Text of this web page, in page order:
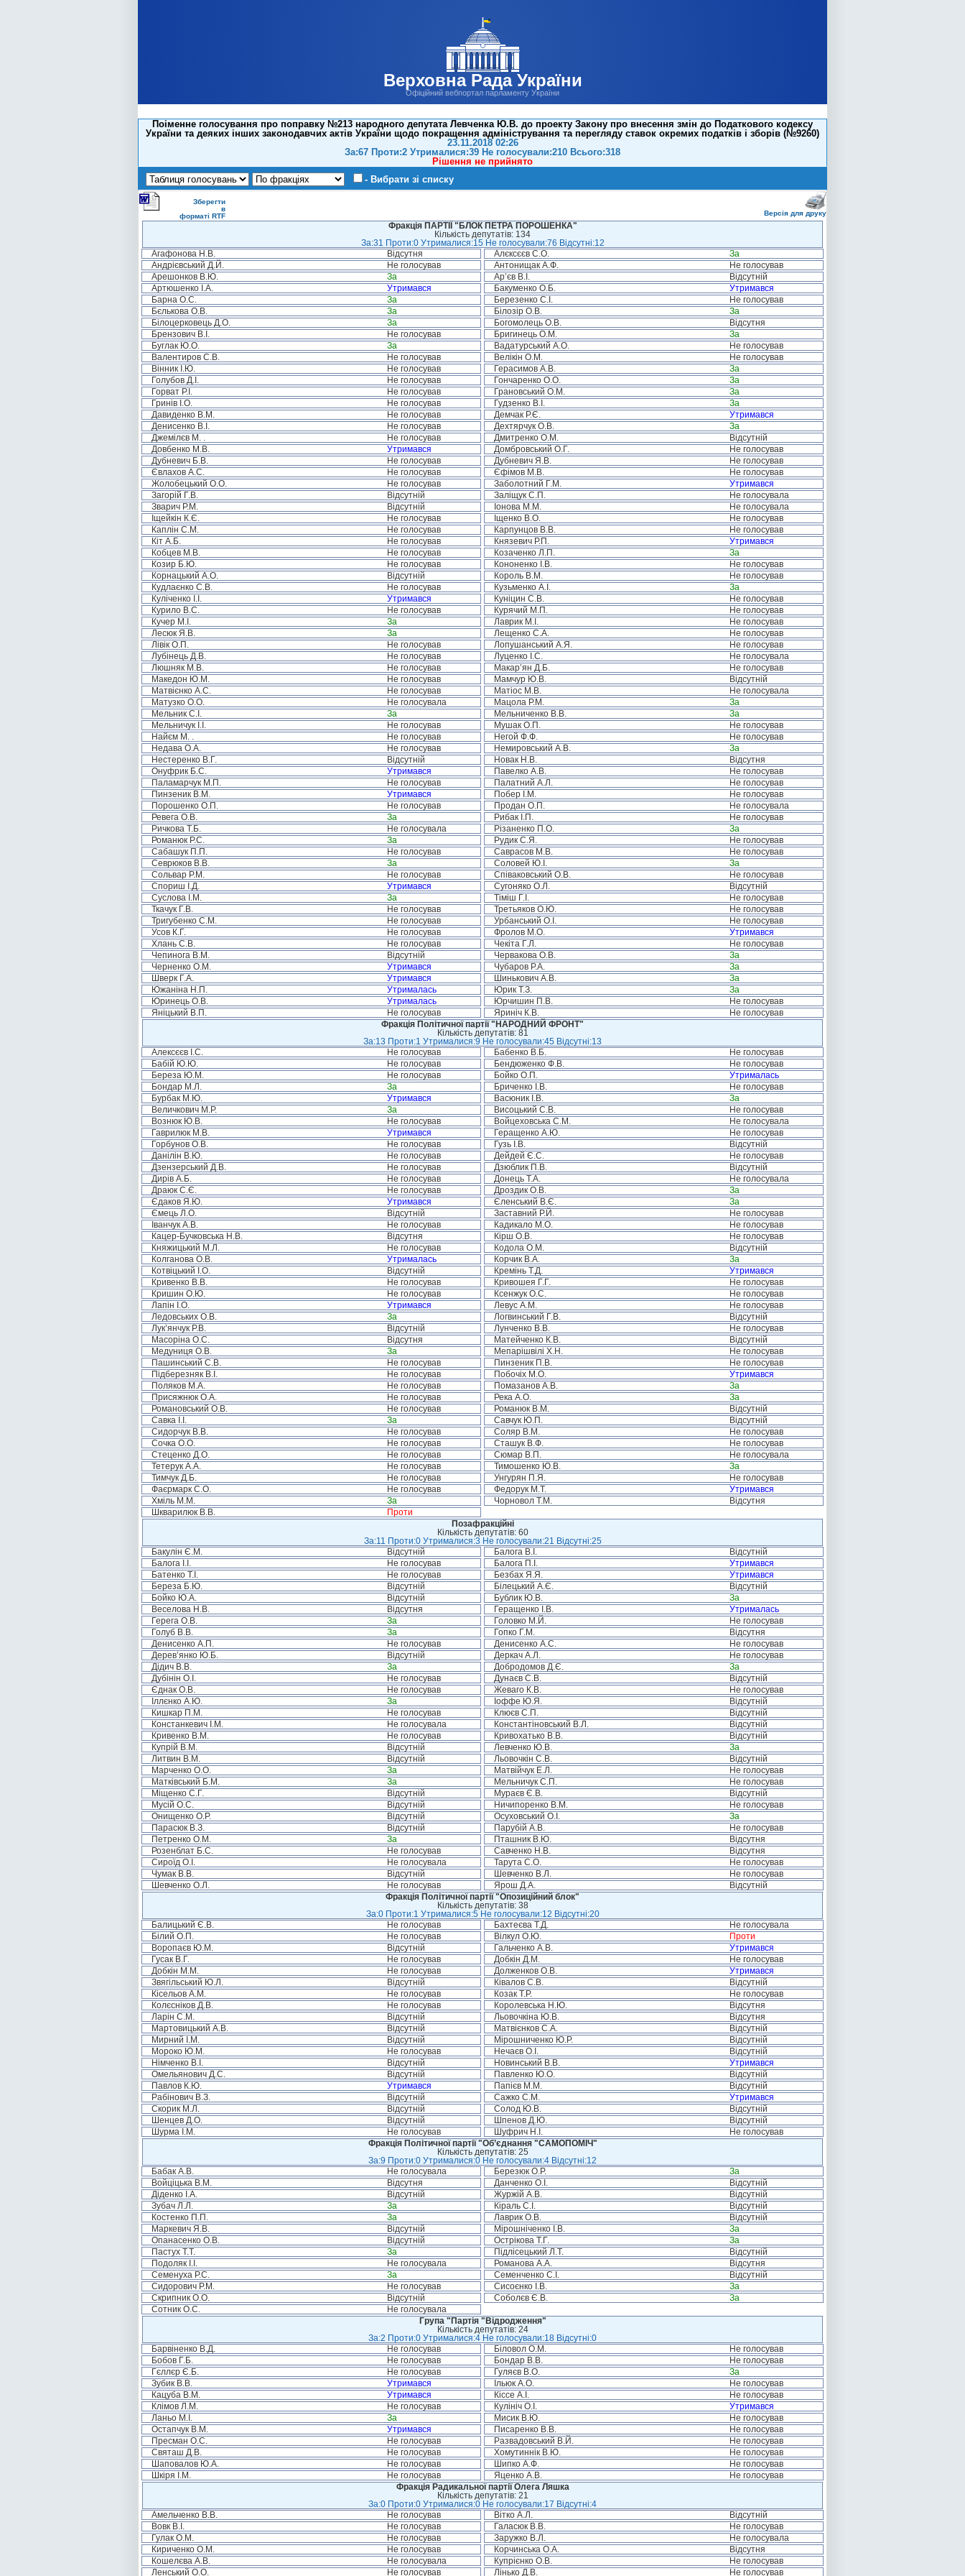
Верховна Рада України
Офіційний вебпортал парламенту України
Поіменне голосування про поправку №213 народного депутата Левченка Ю.В. до проекту Закону про внесення змін до Податкового кодексу
України та деяких інших законодавчих актів України щодо покращення адміністрування та перегляду ставок окремих податків і зборів (№9260)
23.11.2018 02:26
За:67 Проти:2 Утрималися:39 Не голосували:210 Всього:318
Рішення не прийнято
- Вибрати зі списку
Зберегти
в
форматі RTF
Версія для друку
Фракція ПАРТІЇ "БЛОК ПЕТРА ПОРОШЕНКА"
Кількість депутатів: 134
За:31 Проти:0 Утрималися:15 Не голосували:76 Відсутні:12
Агафонова Н.В.
Відсутня Алєксєєв С.О.
За
Андрієвський Д.Й.
Не голосував Антонищак А.Ф.
Не голосував
Арешонков В.Ю.
За Ар’єв В.І.
Відсутній
Артюшенко І.А.
Утримався Бакуменко О.Б.
Утримався
Барна О.С.
За Березенко С.І.
Не голосував
Бєлькова О.В.
За Білозір О.В.
За
Білоцерковець Д.О.
За Богомолець О.В.
Відсутня
Брензович В.І.
Не голосував Бригинець О.М.
За
Буглак Ю.О.
За Вадатурський А.О.
Не голосував
Валентиров С.В.
Не голосував Велікін О.М.
Не голосував
Вінник І.Ю.
Не голосував Герасимов А.В.
За
Голубов Д.І.
Не голосував Гончаренко О.О.
За
Горват Р.І.
Не голосував Грановський О.М.
За
Гринів І.О.
Не голосував Гудзенко В.І.
За
Давиденко В.М.
Не голосував Демчак Р.Є.
Утримався
Денисенко В.І.
Не голосував Дехтярчук О.В.
За
Джемілєв М. .
Не голосував Дмитренко О.М.
Відсутній
Довбенко М.В.
Утримався Домбровський О.Г.
Не голосував
Дубневич Б.В.
Не голосував Дубневич Я.В.
Не голосував
Євлахов А.С.
Не голосував Єфімов М.В.
Не голосував
Жолобецький О.О.
Не голосував Заболотний Г.М.
Утримався
Загорій Г.В.
Відсутній Заліщук С.П.
Не голосувала
Зварич Р.М.
Відсутній Іонова М.М.
Не голосувала
Іщейкін К.Є.
Не голосував Іщенко В.О.
Не голосував
Каплін С.М.
Не голосував Карпунцов В.В.
Не голосував
Кіт А.Б.
Не голосував Князевич Р.П.
Утримався
Кобцев М.В.
Не голосував Козаченко Л.П.
За
Козир Б.Ю.
Не голосував Кононенко І.В.
Не голосував
Корнацький А.О.
Відсутній Король В.М.
Не голосував
Кудлаєнко С.В.
Не голосував Кузьменко А.І.
За
Куліченко І.І.
Утримався Куніцин С.В.
Не голосував
Курило В.С.
Не голосував Курячий М.П.
Не голосував
Кучер М.І.
За Лаврик М.І.
Не голосував
Лесюк Я.В.
За Лещенко С.А.
Не голосував
Лівік О.П.
Не голосував Лопушанський А.Я.
Не голосував
Лубінець Д.В.
Не голосував Луценко І.С.
Не голосувала
Люшняк М.В.
Не голосував Макар’ян Д.Б.
Не голосував
Македон Ю.М.
Не голосував Мамчур Ю.В.
Відсутній
Матвієнко А.С.
Не голосував Матіос М.В.
Не голосувала
Матузко О.О.
Не голосувала Мацола Р.М.
За
Мельник С.І.
За Мельниченко В.В.
За
Мельничук І.І.
Не голосував Мушак О.П.
Не голосував
Найєм М. .
Не голосував Негой Ф.Ф.
Не голосував
Недава О.А.
Не голосував Немировський А.В.
За
Нестеренко В.Г.
Відсутній Новак Н.В.
Відсутня
Онуфрик Б.С.
Утримався Павелко А.В.
Не голосував
Паламарчук М.П.
Не голосував Палатний А.Л.
Не голосував
Пинзеник В.М.
Утримався Побер І.М.
Не голосував
Порошенко О.П.
Не голосував Продан О.П.
Не голосувала
Ревега О.В.
За Рибак І.П.
Не голосував
Ричкова Т.Б.
Не голосувала Різаненко П.О.
За
Романюк Р.С.
За Рудик С.Я.
Не голосував
Сабашук П.П.
Не голосував Саврасов М.В.
Не голосував
Севрюков В.В.
За Соловей Ю.І.
За
Сольвар Р.М.
Не голосував Співаковський О.В.
Не голосував
Спориш І.Д.
Утримався Сугоняко О.Л.
Відсутній
Суслова І.М.
За Тіміш Г.І.
Не голосував
Ткачук Г.В.
Не голосував Третьяков О.Ю.
Не голосував
Тригубенко С.М.
Не голосував Урбанський О.І.
Не голосував
Усов К.Г.
Не голосував Фролов М.О.
Утримався
Хлань С.В.
Не голосував Чекіта Г.Л.
Не голосував
Чепинога В.М.
Відсутній Червакова О.В.
За
Черненко О.М.
Утримався Чубаров Р.А.
За
Шверк Г.А.
Утримався Шинькович А.В.
За
Южаніна Н.П.
Утрималась Юрик Т.З.
За
Юринець О.В.
Утрималась Юрчишин П.В.
Не голосував
Яніцький В.П.
Не голосував Яриніч К.В.
Не голосував
Фракція Політичної партії "НАРОДНИЙ ФРОНТ"
Кількість депутатів: 81
За:13 Проти:1 Утрималися:9 Не голосували:45 Відсутні:13
Алексєєв І.С.
Не голосував Бабенко В.Б.
Не голосував
Бабій Ю.Ю.
Не голосував Бендюженко Ф.В.
Не голосував
Береза Ю.М.
Не голосував Бойко О.П.
Утрималась
Бондар М.Л.
За Бриченко І.В.
Не голосував
Бурбак М.Ю.
Утримався Васюник І.В.
За
Величкович М.Р.
За Висоцький С.В.
Не голосував
Вознюк Ю.В.
Не голосував Войцеховська С.М.
Не голосувала
Гаврилюк М.В.
Утримався Геращенко А.Ю.
Не голосував
Горбунов О.В.
Не голосував Гузь І.В.
Відсутній
Данілін В.Ю.
Не голосував Дейдей Є.С.
Не голосував
Дзензерський Д.В.
Не голосував Дзюблик П.В.
Відсутній
Дирів А.Б.
Не голосував Донець Т.А.
Не голосувала
Драюк С.Є.
Не голосував Дроздик О.В.
За
Єдаков Я.Ю.
Утримався Єленський В.Є.
За
Ємець Л.О.
Відсутній Заставний Р.Й.
Не голосував
Іванчук А.В.
Не голосував Кадикало М.О.
Не голосував
Кацер-Бучковська Н.В.
Відсутня Кірш О.В.
Не голосував
Княжицький М.Л.
Не голосував Кодола О.М.
Відсутній
Колганова О.В.
Утрималась Корчик В.А.
За
Котвіцький І.О.
Відсутній Кремінь Т.Д.
Утримався
Кривенко В.В.
Не голосував Кривошея Г.Г.
Не голосував
Кришин О.Ю.
Не голосував Ксенжук О.С.
Не голосував
Лапін І.О.
Утримався Левус А.М.
Не голосував
Ледовських О.В.
За Логвинський Г.В.
Відсутній
Лук’янчук Р.В.
Відсутній Лунченко В.В.
Не голосував
Масоріна О.С.
Відсутня Матейченко К.В.
Відсутній
Медуниця О.В.
За Мепарішвілі Х.Н.
Не голосував
Пашинський С.В.
Не голосував Пинзеник П.В.
Не голосував
Підберезняк В.І.
Не голосував Побочіх М.О.
Утримався
Поляков М.А.
Не голосував Помазанов А.В.
За
Присяжнюк О.А.
Не голосував Река А.О.
За
Романовський О.В.
Не голосував Романюк В.М.
Відсутній
Савка І.І.
За Савчук Ю.П.
Відсутній
Сидорчук В.В.
Не голосував Соляр В.М.
Не голосував
Сочка О.О.
Не голосував Сташук В.Ф.
Не голосував
Стеценко Д.О.
Не голосував Сюмар В.П.
Не голосувала
Тетерук А.А.
Не голосував Тимошенко Ю.В.
За
Тимчук Д.Б.
Не голосував Унгурян П.Я.
Не голосував
Фаєрмарк С.О.
Не голосував Федорук М.Т.
Утримався
Хміль М.М.
За Чорновол Т.М.
Відсутня
Шкварилюк В.В.
Проти
Позафракційні
Кількість депутатів: 60
За:11 Проти:0 Утрималися:3 Не голосували:21 Відсутні:25
Бакулін Є.М.
Відсутній Балога В.І.
Відсутній
Балога І.І.
Не голосував Балога П.І.
Утримався
Батенко Т.І.
Не голосував Безбах Я.Я.
Утримався
Береза Б.Ю.
Відсутній Білецький А.Є.
Відсутній
Бойко Ю.А.
Відсутній Бублик Ю.В.
За
Веселова Н.В.
Відсутня Геращенко І.В.
Утрималась
Герега О.В.
За Головко М.Й.
Не голосував
Голуб В.В.
За Гопко Г.М.
Відсутня
Денисенко А.П.
Не голосував Денисенко А.С.
Не голосував
Дерев’янко Ю.Б.
Відсутній Деркач А.Л.
Не голосував
Дідич В.В.
За Добродомов Д.Є.
За
Дубінін О.І.
Не голосував Дунаєв С.В.
Відсутній
Єднак О.В.
Не голосував Жеваго К.В.
Не голосував
Іллєнко А.Ю.
За Іоффе Ю.Я.
Відсутній
Кишкар П.М.
Не голосував Клюєв С.П.
Відсутній
Констанкевич І.М.
Не голосувала Константіновський В.Л.
Відсутній
Кривенко В.М.
Не голосував Кривохатько В.В.
Відсутній
Купрій В.М.
Відсутній Левченко Ю.В.
За
Литвин В.М.
Відсутній Льовочкін С.В.
Відсутній
Марченко О.О.
За Матвійчук Е.Л.
Не голосував
Матківський Б.М.
За Мельничук С.П.
Не голосував
Міщенко С.Г.
Відсутній Мураєв Є.В.
Відсутній
Мусій О.С.
Відсутній Ничипоренко В.М.
Не голосував
Онищенко О.Р.
Відсутній Осуховський О.І.
За
Парасюк В.З.
Відсутній Парубій А.В.
Не голосував
Петренко О.М.
За Пташник В.Ю.
Відсутня
Розенблат Б.С.
Не голосував Савченко Н.В.
Відсутня
Сироїд О.І.
Не голосувала Тарута С.О.
Не голосував
Чумак В.В.
Відсутній Шевченко В.Л.
Не голосував
Шевченко О.Л.
Не голосував Ярош Д.А.
Відсутній
Фракція Політичної партії "Опозиційний блок"
Кількість депутатів: 38
За:0 Проти:1 Утрималися:5 Не голосували:12 Відсутні:20
Балицький Є.В.
Не голосував Бахтеєва Т.Д.
Не голосувала
Білий О.П.
Не голосував Вілкул О.Ю.
Проти
Воропаєв Ю.М.
Відсутній Гальченко А.В.
Утримався
Гусак В.Г.
Не голосував Добкін Д.М.
Не голосував
Добкін М.М.
Не голосував Долженков О.В.
Утримався
Звягільський Ю.Л.
Відсутній Ківалов С.В.
Відсутній
Кісельов А.М.
Не голосував Козак Т.Р.
Не голосував
Колєсніков Д.В.
Не голосував Королевська Н.Ю.
Відсутня
Ларін С.М.
Відсутній Льовочкіна Ю.В.
Відсутня
Мартовицький А.В.
Відсутній Матвієнков С.А.
Відсутній
Мирний І.М.
Відсутній Мірошниченко Ю.Р.
Відсутній
Мороко Ю.М.
Не голосував Нечаєв О.І.
Відсутній
Німченко В.І.
Відсутній Новинський В.В.
Утримався
Омельянович Д.С.
Відсутній Павленко Ю.О.
Відсутній
Павлов К.Ю.
Утримався Папієв М.М.
Відсутній
Рабінович В.З.
Відсутній Сажко С.М.
Утримався
Скорик М.Л.
Відсутній Солод Ю.В.
Відсутній
Шенцев Д.О.
Відсутній Шпенов Д.Ю.
Відсутній
Шурма І.М.
Не голосував Шуфрич Н.І.
Не голосував
Фракція Політичної партії "Об’єднання "САМОПОМІЧ"
Кількість депутатів: 25
За:9 Проти:0 Утрималися:0 Не голосували:4 Відсутні:12
Бабак А.В.
Не голосувала Березюк О.Р.
За
Войціцька В.М.
Відсутня Данченко О.І.
Відсутній
Діденко І.А.
Відсутній Журжій А.В.
Відсутній
Зубач Л.Л.
За Кіраль С.І.
Відсутній
Костенко П.П.
За Лаврик О.В.
Відсутній
Маркевич Я.В.
Відсутній Мірошніченко І.В.
За
Опанасенко О.В.
Відсутній Острікова Т.Г.
За
Пастух Т.Т.
За Підлісецький Л.Т.
Відсутній
Подоляк І.І.
Не голосувала Романова А.А.
Відсутня
Семенуха Р.С.
За Семенченко С.І.
Відсутній
Сидорович Р.М.
Не голосував Сисоєнко І.В.
За
Скрипник О.О.
Відсутній Соболєв Є.В.
За
Сотник О.С.
Не голосувала
Група "Партія "Відродження"
Кількість депутатів: 24
За:2 Проти:0 Утрималися:4 Не голосували:18 Відсутні:0
Барвіненко В.Д.
Не голосував Біловол О.М.
Не голосував
Бобов Г.Б.
Не голосував Бондар В.В.
Не голосував
Гєллєр Є.Б.
Не голосував Гуляєв В.О.
За
Зубик В.В.
Утримався Ільюк А.О.
Не голосував
Кацуба В.М.
Утримався Кіссе А.І.
Не голосував
Клімов Л.М.
Не голосував Кулініч О.І.
Утримався
Ланьо М.І.
За Мисик В.Ю.
Не голосував
Остапчук В.М.
Утримався Писаренко В.В.
Не голосував
Пресман О.С.
Не голосував Развадовський В.Й.
Не голосував
Святаш Д.В.
Не голосував Хомутиннік В.Ю.
Не голосував
Шаповалов Ю.А.
Не голосував Шипко А.Ф.
Не голосував
Шкіря І.М.
Не голосував Яценко А.В.
Не голосував
Фракція Радикальної партії Олега Ляшка
Кількість депутатів: 21
За:0 Проти:0 Утрималися:0 Не голосували:17 Відсутні:4
Амельченко В.В.
Не голосував Вітко А.Л.
Відсутній
Вовк В.І.
Не голосував Галасюк В.В.
Не голосував
Гулак О.М.
Не голосував Заружко В.Л.
Не голосувала
Кириченко О.М.
Не голосував Корчинська О.А.
Відсутня
Кошелєва А.В.
Не голосувала Купрієнко О.В.
Не голосував
Ленський О.О.
Не голосував Лінько Д.В. Не голосував